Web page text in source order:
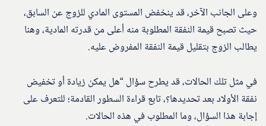
وعلى الجانب الآخر، قد ينخفض المستوى المادي للزوج عن السابق،
حيث تصبح قيمة النفقة المطلوبة منه أعلى من قدرته المادية، وهنا
يطالب الزوج بتقليل قيمة النفقة المفروض عليه.
في مثل تلك الحالات، قد يطرح سؤال “هل يمكن زيادة أو تخفيض
نفقة الأولاد بعد تحديدها؟، تابع قراءة السطور القادمة؛ للتعرف على
إجابة هذا السؤال، وما المطلوب في هذه الحالات.